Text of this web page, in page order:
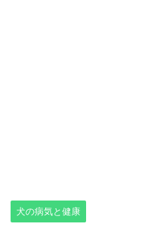
犬の病気と健康